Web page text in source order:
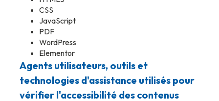
CSS
JavaScript
PDF
WordPress
Elementor
Agents utilisateurs, outils et
technologies d'assistance utilisés pour
vérifier l'accessibilité des contenus